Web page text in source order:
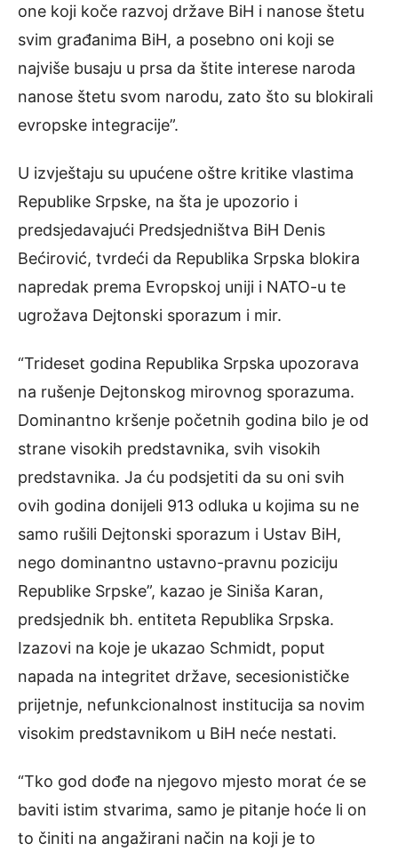
one koji koče razvoj države BiH i nanose štetu
svim građanima BiH, a posebno oni koji se
najviše busaju u prsa da štite interese naroda
nanose štetu svom narodu, zato što su blokirali
evropske integracije”.
U izvještaju su upućene oštre kritike vlastima
Republike Srpske, na šta je upozorio i
predsjedavajući Predsjedništva BiH Denis
Bećirović, tvrdeći da Republika Srpska blokira
napredak prema Evropskoj uniji i NATO-u te
ugrožava Dejtonski sporazum i mir.
“Trideset godina Republika Srpska upozorava
na rušenje Dejtonskog mirovnog sporazuma.
Dominantno kršenje početnih godina bilo je od
strane visokih predstavnika, svih visokih
predstavnika. Ja ću podsjetiti da su oni svih
ovih godina donijeli 913 odluka u kojima su ne
samo rušili Dejtonski sporazum i Ustav BiH,
nego dominantno ustavno-pravnu poziciju
Republike Srpske”, kazao je Siniša Karan,
predsjednik bh. entiteta Republika Srpska.
Izazovi na koje je ukazao Schmidt, poput
napada na integritet države, secesionističke
prijetnje, nefunkcionalnost institucija sa novim
visokim predstavnikom u BiH neće nestati.
“Tko god dođe na njegovo mjesto morat će se
baviti istim stvarima, samo je pitanje hoće li on
to činiti na angažirani način na koji je to